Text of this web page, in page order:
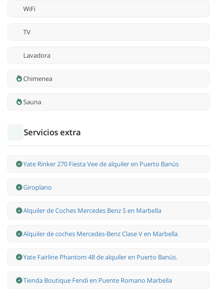
WiFi
TV
Lavadora
Chimenea
Sauna
Servicios extra
Yate Rinker 270 Fiesta Vee de alquiler en Puerto Banús
Giroplano
Alquiler de Coches Mercedes Benz S en Marbella
Alquiler de coches Mercedes-Benz Clase V en Marbella
Yate Fairline Phantom 48 de alquiler en Puerto Banús.
Tienda Boutique Fendi en Puente Romano Marbella